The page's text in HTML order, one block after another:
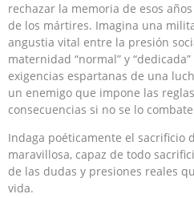
rechazar la memoria de esos
de los mártires. Imagina una
angustia vital entre la presión
maternidad “normal” y
exigencias espartanas de una
un enemigo que impone las
consecuencias si no se lo
Indaga poéticamente el sacrificio
maravillosa, capaz de todo
de las dudas y presiones reales
vida.